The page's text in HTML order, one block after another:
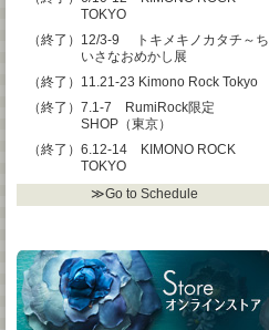
TOKYO
（終了）12/3-9 トキメキノカタチ～ち
いさなおめかし展
（終了）11.21-23 Kimono Rock Tokyo
（終了）7.1-7 RumiRock限定
SHOP（東京）
（終了）6.12-14 KIMONO ROCK
TOKYO
≫Go to Schedule